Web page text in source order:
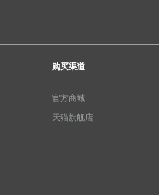
购买渠道
官方商城
天猫旗舰店